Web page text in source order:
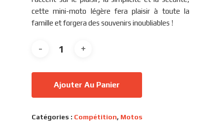
cette mini-moto légère fera plaisir à toute la
famille et forgera des souvenirs inoubliables !
Ajouter Au Panier
Catégories : Compétition, Motos